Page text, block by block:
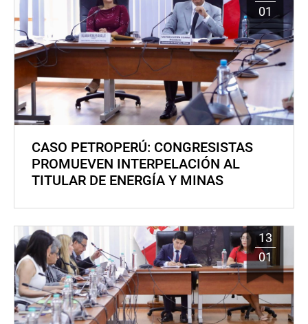
01
CASO PETROPERÚ: CONGRESISTAS
PROMUEVEN INTERPELACIÓN AL
TITULAR DE ENERGÍA Y MINAS
13
01